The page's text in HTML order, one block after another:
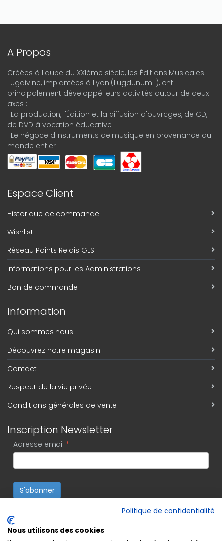
A Propos
Créées à l'aube du XXIème siècle, les Éditions Musicales
Lugdivine, implantées à Lyon (Lugdunum !), ont
principalement développé leurs activités autour de deux
axes :
-La production, l'Édition et la diffusion d'ouvrages, de CD,
de DVD à vocation éducative
-Le négoce d'instruments de musique en provenance du
monde entier.
Espace Client
Historique de commande
Wishlist
Réseau Points Relais GLS
Informations pour les Administrations
Bon de commande
Information
Qui sommes nous
Découvrez notre magasin
Contact
Respect de la vie privée
Conditions générales de vente
Inscription Newsletter
Adresse email *
S'abonner
Politique de confidentialité
Nous utilisons des cookies